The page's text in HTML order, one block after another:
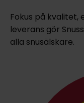
Fokus på kvalitet,
leverans gör
alla snusälskare.